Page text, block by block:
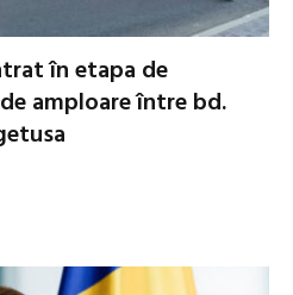
în etapa de
amploare între bd.